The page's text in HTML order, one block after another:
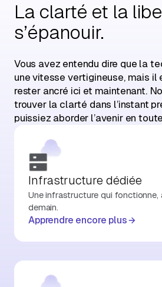
La clarté et la
s’épanouir.
Vous avez entendu dire que la
une vitesse vertigineuse, mais il
rester ancré ici et maintenant.
trouver la clarté dans l’instant
puissiez aborder l’avenir en
Infrastructure dédiée
Une infrastructure qui fonctionne,
demain.
Apprendre encore plus